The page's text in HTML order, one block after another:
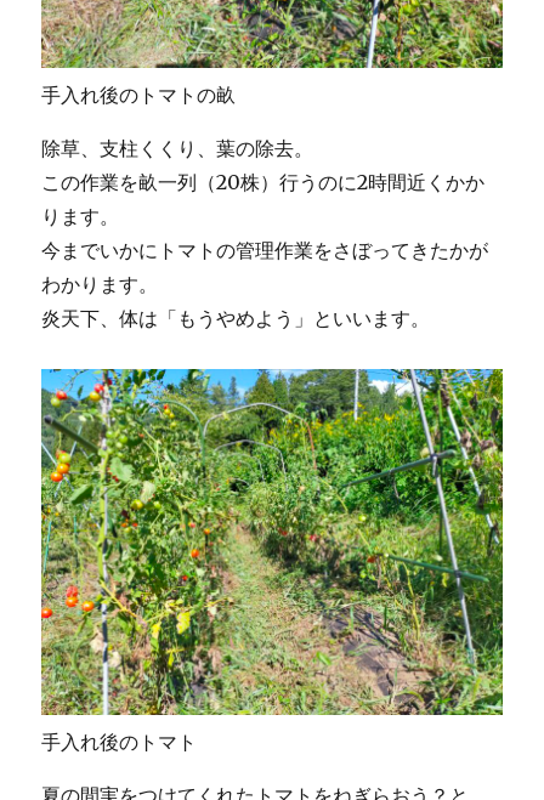
手入れ後のトマトの畝
除草、支柱くくり、葉の除去。
この作業を畝一列（20株）行うのに2時間近くかか
ります。
今までいかにトマトの管理作業をさぼってきたかが
わかります。
炎天下、体は「もうやめよう」といいます。
手入れ後のトマト
夏の間実をつけてくれたトマトをねぎらおう？と、